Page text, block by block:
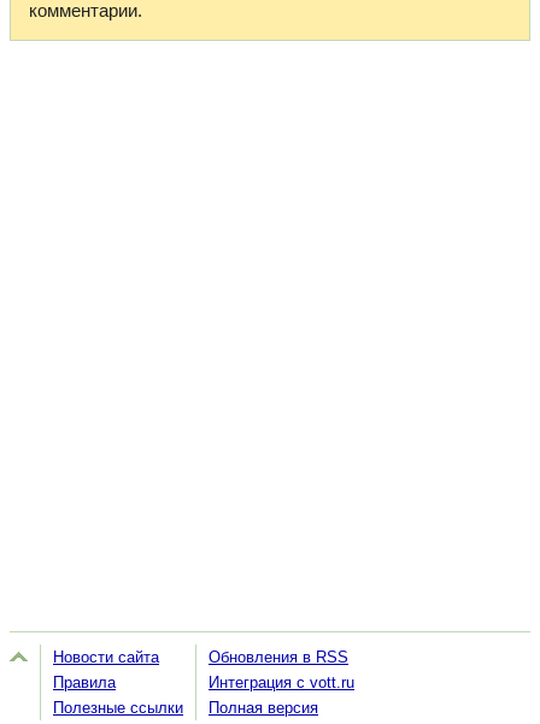
комментарии.
Новости сайта
Правила
Полезные ссылки
Обновления в RSS
Интеграция с vott.ru
Полная версия